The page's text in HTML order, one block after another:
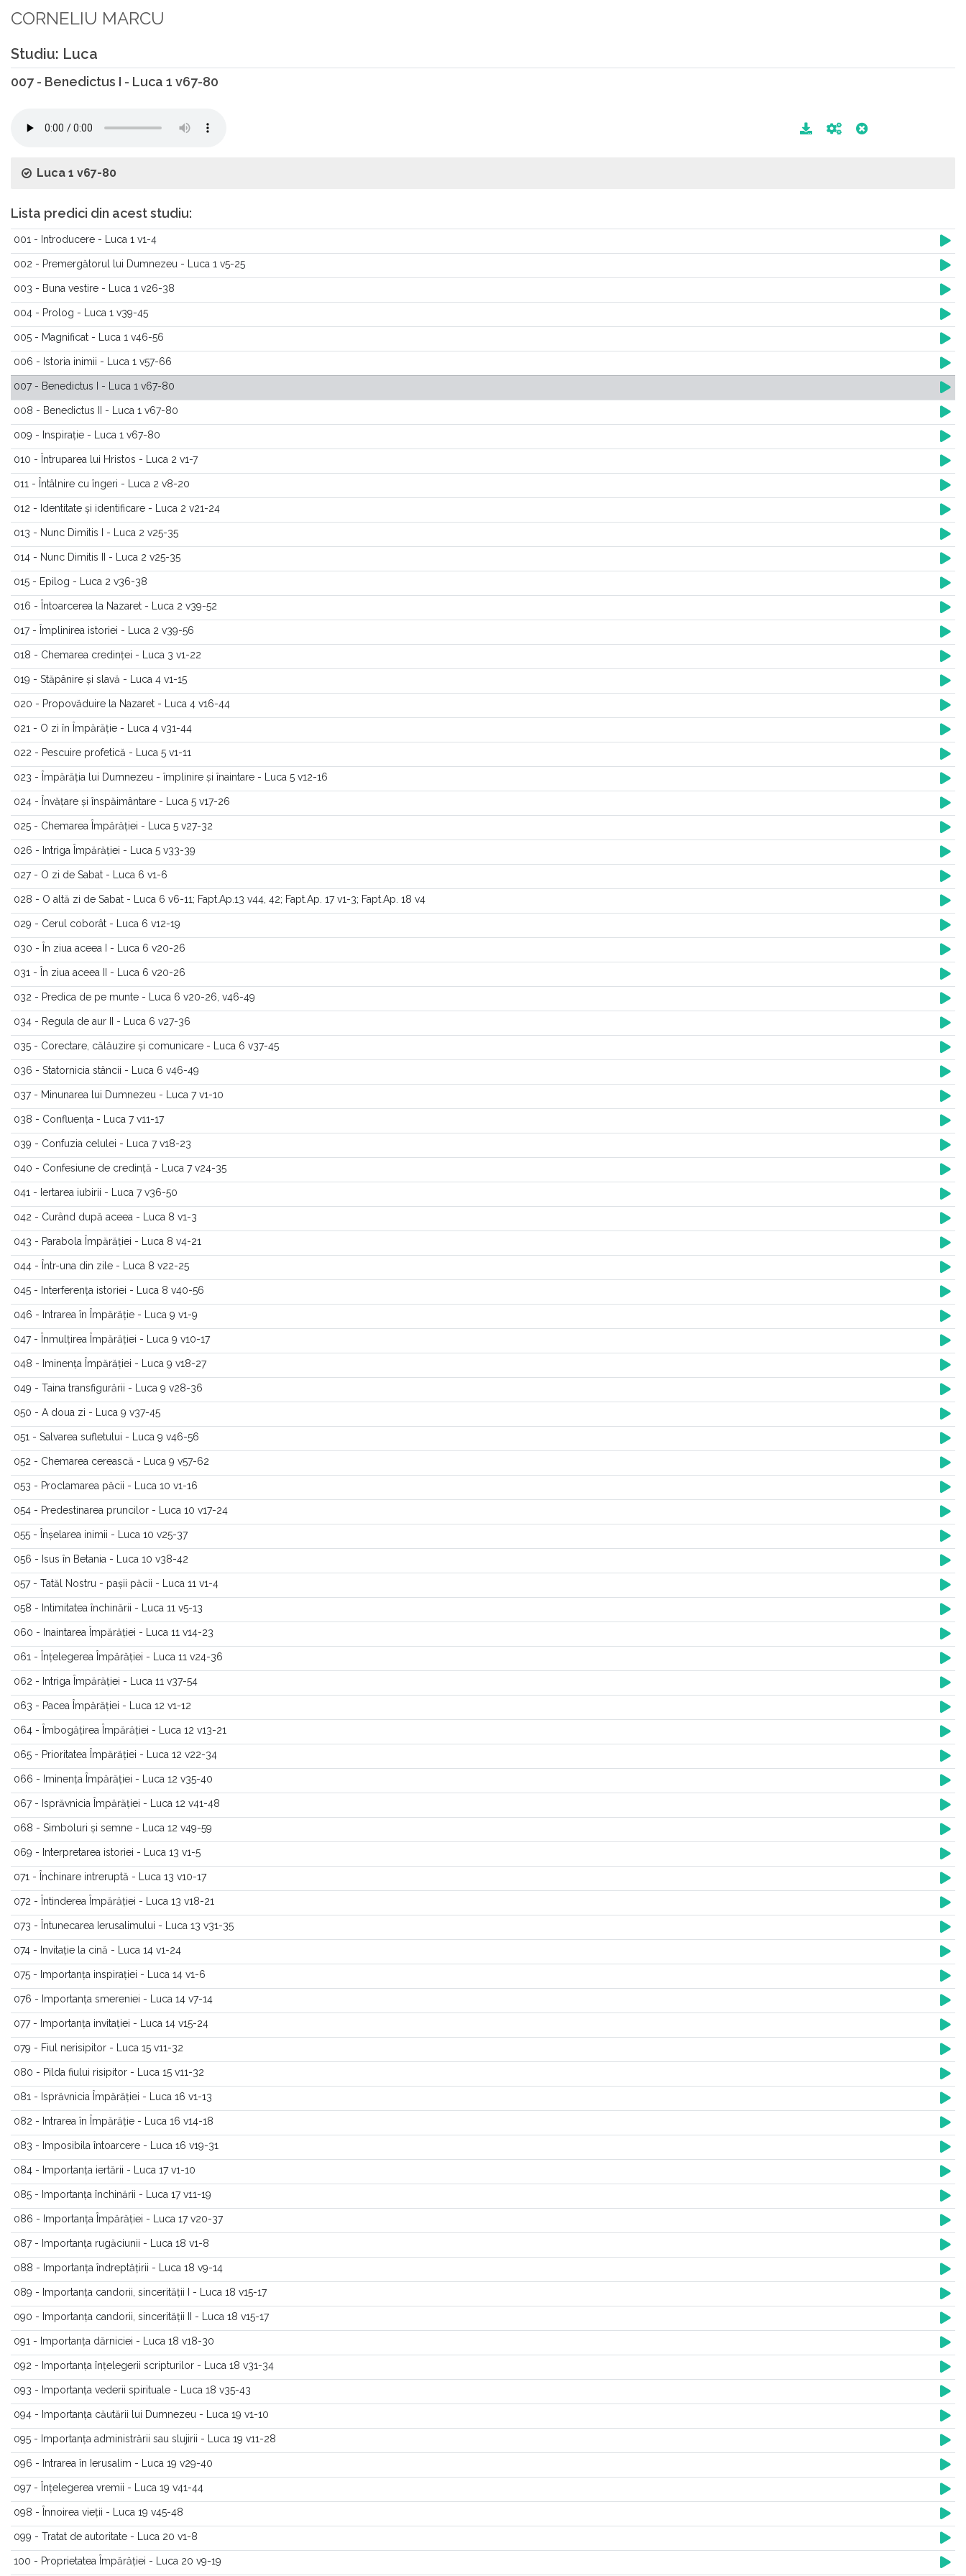
CORNELIU MARCU
Studiu: Luca
007 - Benedictus I - Luca 1 v67-80
Luca 1 v67-80
Lista predici din acest studiu:
001 - Introducere - Luca 1 v1-4
002 - Premergătorul lui Dumnezeu - Luca 1 v5-25
003 - Buna vestire - Luca 1 v26-38
004 - Prolog - Luca 1 v39-45
005 - Magnificat - Luca 1 v46-56
006 - Istoria inimii - Luca 1 v57-66
007 - Benedictus I - Luca 1 v67-80
008 - Benedictus II - Luca 1 v67-80
009 - Inspirație - Luca 1 v67-80
010 - Întruparea lui Hristos - Luca 2 v1-7
011 - Întâlnire cu îngeri - Luca 2 v8-20
012 - Identitate și identificare - Luca 2 v21-24
013 - Nunc Dimitis I - Luca 2 v25-35
014 - Nunc Dimitis II - Luca 2 v25-35
015 - Epilog - Luca 2 v36-38
016 - Întoarcerea la Nazaret - Luca 2 v39-52
017 - Împlinirea istoriei - Luca 2 v39-56
018 - Chemarea credinței - Luca 3 v1-22
019 - Stăpânire și slavă - Luca 4 v1-15
020 - Propovăduire la Nazaret - Luca 4 v16-44
021 - O zi în Împărăție - Luca 4 v31-44
022 - Pescuire profetică - Luca 5 v1-11
023 - Împărăția lui Dumnezeu - împlinire și înaintare - Luca 5 v12-16
024 - Învățare și înspăimântare - Luca 5 v17-26
025 - Chemarea Împărăției - Luca 5 v27-32
026 - Intriga Împărăției - Luca 5 v33-39
027 - O zi de Sabat - Luca 6 v1-6
028 - O altă zi de Sabat - Luca 6 v6-11; Fapt.Ap.13 v44, 42; Fapt.Ap. 17 v1-3; Fapt.Ap. 18 v4
029 - Cerul coborât - Luca 6 v12-19
030 - În ziua aceea I - Luca 6 v20-26
031 - În ziua aceea II - Luca 6 v20-26
032 - Predica de pe munte - Luca 6 v20-26, v46-49
034 - Regula de aur II - Luca 6 v27-36
035 - Corectare, călăuzire și comunicare - Luca 6 v37-45
036 - Statornicia stâncii - Luca 6 v46-49
037 - Minunarea lui Dumnezeu - Luca 7 v1-10
038 - Confluența - Luca 7 v11-17
039 - Confuzia celulei - Luca 7 v18-23
040 - Confesiune de credință - Luca 7 v24-35
041 - Iertarea iubirii - Luca 7 v36-50
042 - Curând după aceea - Luca 8 v1-3
043 - Parabola Împărăției - Luca 8 v4-21
044 - Într-una din zile - Luca 8 v22-25
045 - Interferența istoriei - Luca 8 v40-56
046 - Intrarea în Împărăție - Luca 9 v1-9
047 - Înmulțirea Împărăției - Luca 9 v10-17
048 - Iminența Împărăției - Luca 9 v18-27
049 - Taina transfigurării - Luca 9 v28-36
050 - A doua zi - Luca 9 v37-45
051 - Salvarea sufletului - Luca 9 v46-56
052 - Chemarea cerească - Luca 9 v57-62
053 - Proclamarea păcii - Luca 10 v1-16
054 - Predestinarea pruncilor - Luca 10 v17-24
055 - Înșelarea inimii - Luca 10 v25-37
056 - Isus în Betania - Luca 10 v38-42
057 - Tatăl Nostru - pașii păcii - Luca 11 v1-4
058 - Intimitatea închinării - Luca 11 v5-13
060 - Inaintarea Împărăției - Luca 11 v14-23
061 - Înțelegerea Împărăției - Luca 11 v24-36
062 - Intriga Împărăției - Luca 11 v37-54
063 - Pacea Împărăției - Luca 12 v1-12
064 - Îmbogățirea Împărăției - Luca 12 v13-21
065 - Prioritatea Împărăției - Luca 12 v22-34
066 - Iminența Împărăției - Luca 12 v35-40
067 - Isprăvnicia Împărăției - Luca 12 v41-48
068 - Simboluri și semne - Luca 12 v49-59
069 - Interpretarea istoriei - Luca 13 v1-5
071 - Închinare intreruptă - Luca 13 v10-17
072 - Întinderea Împărăției - Luca 13 v18-21
073 - Întunecarea Ierusalimului - Luca 13 v31-35
074 - Invitație la cină - Luca 14 v1-24
075 - Importanța inspirației - Luca 14 v1-6
076 - Importanța smereniei - Luca 14 v7-14
077 - Importanța invitației - Luca 14 v15-24
079 - Fiul nerisipitor - Luca 15 v11-32
080 - Pilda fiului risipitor - Luca 15 v11-32
081 - Isprăvnicia Împărăției - Luca 16 v1-13
082 - Intrarea în Împărăție - Luca 16 v14-18
083 - Imposibila întoarcere - Luca 16 v19-31
084 - Importanța iertării - Luca 17 v1-10
085 - Importanța închinării - Luca 17 v11-19
086 - Importanța Împărăției - Luca 17 v20-37
087 - Importanța rugăciunii - Luca 18 v1-8
088 - Importanța îndreptățirii - Luca 18 v9-14
089 - Importanța candorii, sincerității I - Luca 18 v15-17
090 - Importanța candorii, sincerității II - Luca 18 v15-17
091 - Importanța dărniciei - Luca 18 v18-30
092 - Importanța înțelegerii scripturilor - Luca 18 v31-34
093 - Importanța vederii spirituale - Luca 18 v35-43
094 - Importanța căutării lui Dumnezeu - Luca 19 v1-10
095 - Importanța administrării sau slujirii - Luca 19 v11-28
096 - Intrarea în Ierusalim - Luca 19 v29-40
097 - Înțelegerea vremii - Luca 19 v41-44
098 - Înnoirea vieții - Luca 19 v45-48
099 - Tratat de autoritate - Luca 20 v1-8
100 - Proprietatea Împărăției - Luca 20 v9-19